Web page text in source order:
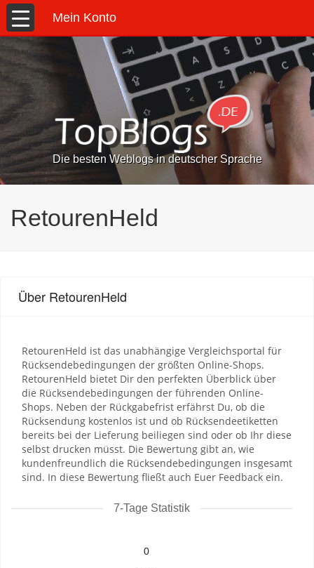
Mein Konto
Die besten Weblogs in deutscher Sprache
RetourenHeld
Über RetourenHeld
RetourenHeld ist das unabhängige Vergleichsportal für
Rücksendebedingungen der größten Online-Shops.
RetourenHeld bietet Dir den perfekten Überblick über
die Rücksendebedingungen der führenden Online-
Shops. Neben der Rückgabefrist erfährst Du, ob die
Rücksendung kostenlos ist und ob Rücksendeetiketten
bereits bei der Lieferung beiliegen sind oder ob Ihr diese
selbst drucken müsst. Die Bewertung gibt an, wie
kundenfreundlich die Rücksendebedingungen insgesamt
sind. In diese Bewertung fließt auch Euer Feedback ein.
7-Tage Statistik
0